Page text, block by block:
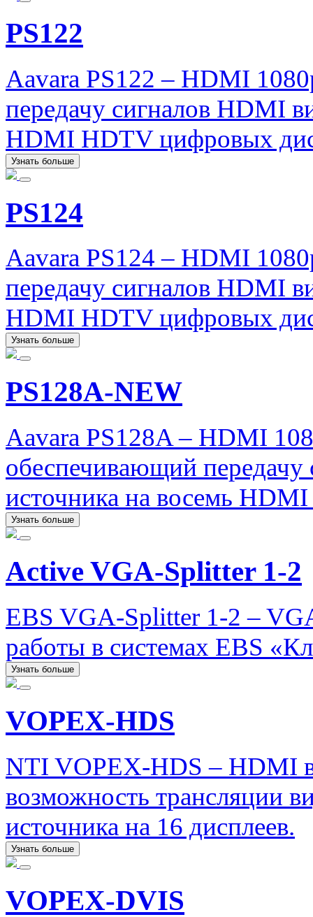
PS122
Aavara PS122 – HDMI
передачу сигналов HDMI
HDMI HDTV цифровых
Узнать больше
PS124
Aavara PS124 – HDMI
передачу сигналов HDMI
HDMI HDTV цифровых
Узнать больше
PS128A-NEW
Aavara PS128A – HDMI
обеспечивающий передачу
источника на восемь
Узнать больше
Active VGA-Splitter 1-2
EBS VGA-Splitter 1-2 –
работы в системах EBS
Узнать больше
VOPEX-HDS
NTI VOPEX-HDS – HDMI
возможность трансляции
источника на 16 дисплеев.
Узнать больше
VOPEX-DVIS